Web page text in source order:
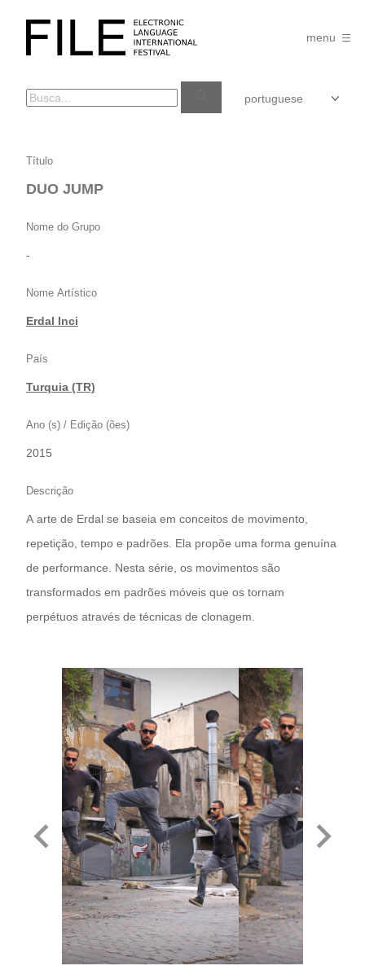
FILE
FESTIVAL
menu
DUO
JUMP
Título
DUO JUMP
Nome do Grupo
-
Nome Artístico
Erdal Inci
País
Turquia (TR)
Ano (s) / Edição (ões)
2015
Descrição
A arte de Erdal se baseia em conceitos de movimento,
repetição, tempo e padrões. Ela propõe uma forma genuína
de performance. Nesta série, os movimentos são
transformados em padrões móveis que os tornam
perpétuos através de técnicas de clonagem.